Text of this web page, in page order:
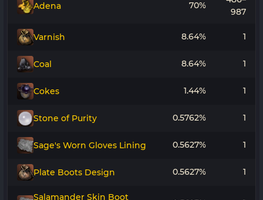
Adena 70%
987
Varnish 8.64% 1
Coal 8.64% 1
Cokes 1.44% 1
Stone of Purity 0.5762% 1
Sage's Worn Gloves Lining 0.5627% 1
Plate Boots Design 0.5627% 1
Salamander Skin Boot